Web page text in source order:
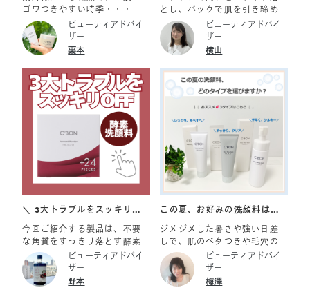
ゴワつきやすい時季・・・ フ
ェイシャリスト ファーメント
パウダーaでつるつるなめらか
肌を目指しましょう！ また、
量限定で24ピース増量キャン
ペーンも開催中。 無くなり次
第終了となりますので、お早
めに！ ご紹介アイテム ☑フェ
イシャリスト ファーメントパ
ウダーa＜0.3g×168ピース＋
24ピース＞ ￥32,010
ビューティアドバイ
ザー
栗本
とし、パックで肌を引き締め
る 大人の毛穴悩み*にアプロー
チする《シーボン マスクアウ
ェイクン》 （*毛穴悩み：汚れ
とメイクが崩れ、毛穴が目立
ってくることがありません
か？ 実はファンデーションと
皮脂が混ざり合い、毛穴に流
れ込んでしまうことで 起こる
「毛穴落ち」が原因かもしれ
ません… 【毛穴落ちが起きる
原因】 ・皮脂の過剰分泌 ・乾
燥 ・肌のもたつき 汚れを落と
すスクラブケアと毛穴の引き
締めハリ感をUPするパックケ
アが 同時にできるスクラブ入
らなめらかな肌に整えましょ
う！ ◇特長 ・2種類のスクラ
ブで古い角質汚れをスッキリ
除去 ・パック効果によりふっ
くらとなめらかな肌へ ・週に1
ビューティアドバイ
ザー
横山
＼ 3大トラブルをスッキリ
OFF！ ／
今回ご紹介する製品は、不要
な角質をすっきり落とす酵素
洗顔料 フェイシャリスト ファ
ーメントパウダーa です。 お
肌の「ザラザラ（角栓）」
ビューティアドバイ
ザー
野本
この夏、お好みの洗顔料はど
のタイプ？
ジメジメした暑さや強い日差
しで、肌のベタつきや毛穴の
詰まりが気になる季節です。
「夏だからとにかくスッキリ
洗いたい！」と思う一方で、
ビューティアドバイ
ザー
梅澤